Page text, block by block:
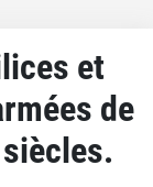
et
de